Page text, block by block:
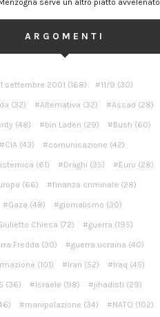
serve un altro piatto avvelenato
ARGOMENTI
settembre 2001 (168) 11/9 (30)
(32) Alternativa (32) Assad (28)
(48) bin Laden (29) Bush (60)
CIA (43) comunicazione (42)
(61) Draghi (35) Euro (28)
(66) finanza criminale (28)
Gaza (48) giornalismo (30)
Chiesa (72) guerra (195)
Fredda (30) guerra ucraina (40)
(101) Iran (52) Iraq (45)
(36) Israele (98) jihadisti (29)
manipolazione (34) NATO (102)